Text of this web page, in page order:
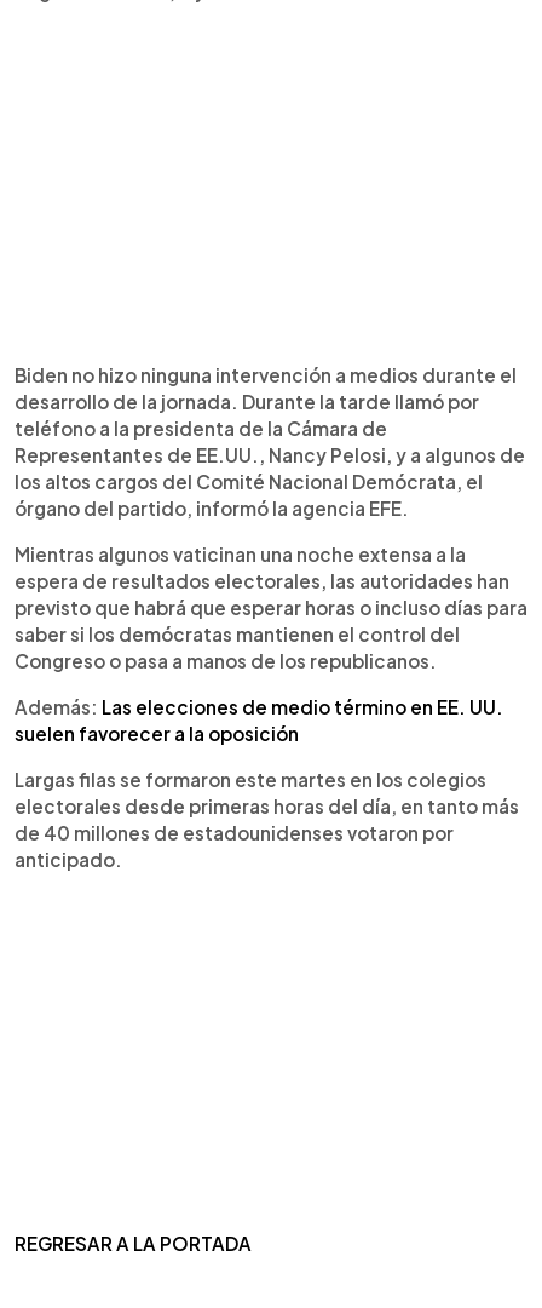
Biden no hizo ninguna intervención a medios durante el
desarrollo de la jornada. Durante la tarde llamó por
teléfono a la presidenta de la Cámara de
Representantes de EE.UU., Nancy Pelosi, y a algunos de
los altos cargos del Comité Nacional Demócrata, el
órgano del partido, informó la agencia EFE.
Mientras algunos vaticinan una noche extensa a la
espera de resultados electorales, las autoridades han
previsto que habrá que esperar horas o incluso días para
saber si los demócratas mantienen el control del
Congreso o pasa a manos de los republicanos.
Además: Las elecciones de medio término en EE. UU.
suelen favorecer a la oposición
Largas filas se formaron este martes en los colegios
electorales desde primeras horas del día, en tanto más
de 40 millones de estadounidenses votaron por
anticipado.
REGRESAR A LA PORTADA